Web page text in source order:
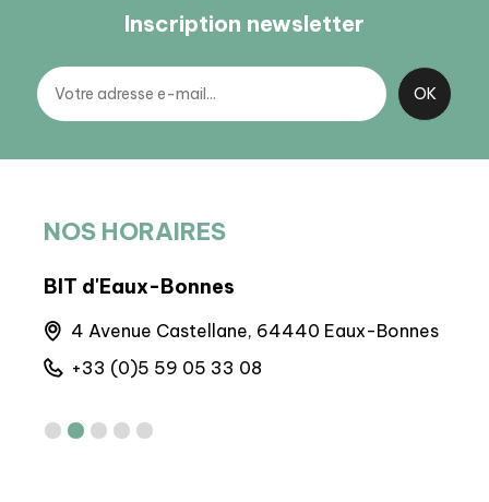
Inscription newsletter
NOS HORAIRES
BIT d'Eaux-Bonnes
4 Avenue Castellane, 64440 Eaux-Bonnes
+33 (0)5 59 05 33 08